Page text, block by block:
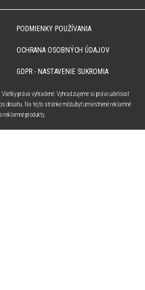
PODMIENKY POUŽÍVANIA
OCHRANA OSOBNÝCH ÚDAJOV
GDPR - NASTAVENIE SUKROMIA
práva vyhradené. Vyhradzujeme si právo udeľovať
obsahu. Na tejto stránke môžu byť umiestnené reklamné
reklamné produkty.